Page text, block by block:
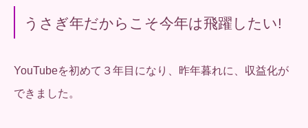
うさぎ年だからこそ今年は飛躍したい!
YouTubeを初めて３年目になり、昨年暮れに、収益化が
できました。